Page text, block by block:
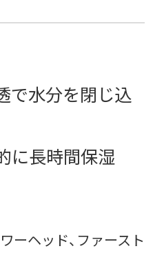
で水分を閉じ込
に長時間保湿
ーヘッド、ファースト